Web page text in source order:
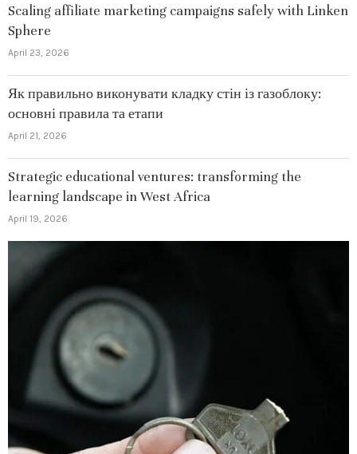
Scaling affiliate marketing campaigns safely with Linken
Sphere
April 23, 2026
Як правильно виконувати кладку стін із газоблоку:
основні правила та етапи
April 21, 2026
Strategic educational ventures: transforming the
learning landscape in West Africa
April 19, 2026